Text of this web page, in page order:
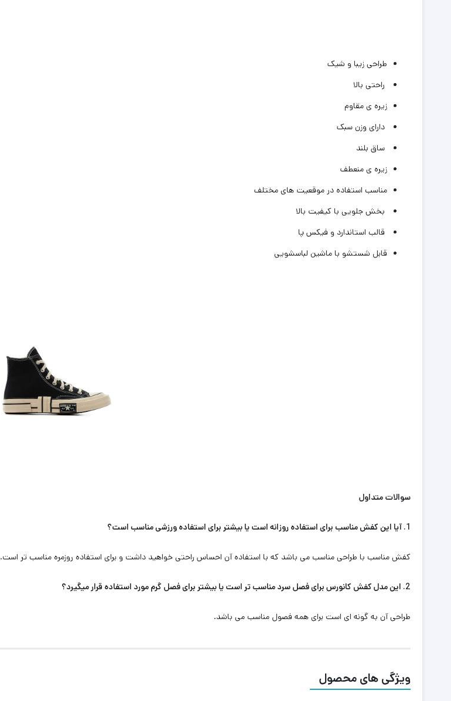
طراحی زیبا و شیک
راحتی بالا
زیره ی مقاوم
دارای وزن سبک
ساق بلند
زیره ی منعطف
مناسب استفاده در موقعیت های مختلف
بخش جلویی با کیفیت بالا
قالب استاندارد و فیکس پا
قابل شستشو با ماشین لباسشویی
سوالات متداول
1. آیا این کفش مناسب برای استفاده روزانه است یا بیشتر برای استفاده ورزشی مناسب است؟
کفش مناسب با طراحی مناسب می باشد که با استفاده آن احساس راحتی خواهید داشت و برای استفاده روزمره مناسب تر است.
2. این مدل کفش کانورس برای فصل سرد مناسب تر است یا بیشتر برای فصل گرم مورد استفاده قرار میگیرد؟
طراحی آن به گونه ای است برای همه فصول مناسب می باشد.
ویژگی های محصول